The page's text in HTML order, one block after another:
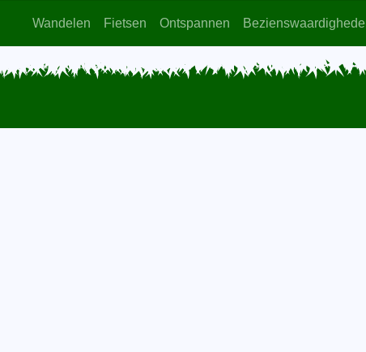
Wandelen Fietsen Ontspannen